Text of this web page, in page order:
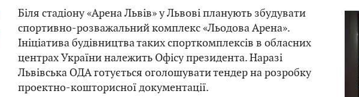
Біля стадіону «Арена Львів» у Львові планують збудувати
спортивно-розважальний комплекс «Льодова Арена».
Ініціатива будівництва таких спорткомплексів в обласних
центрах України належить Офісу президента. Наразі
Львівська ОДА готується оголошувати тендер на розробку
проектно-кошторисної документації.